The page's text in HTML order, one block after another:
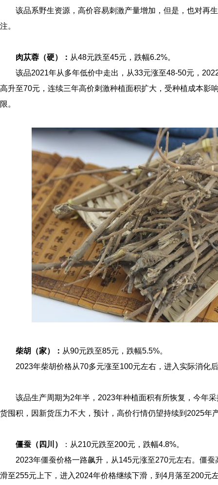
该品系野生资源，高价容易刺激产量增加，但是，也对再
注。
肉苁蓉（硬）： 从48元跌至45元，跌幅6.2%。
该品2021年从多年低价中走出，从33元涨至48-50元，
高升至70元，连续三年高价刺激种植面积扩大，受种植成本影
限。
柴胡（家）： 从90元跌至85元，跌幅5.5%。
2023年柴胡价格从70多元涨至100元左右，进入实际消化
该品生产周期为2年半，2023年种植面积有所恢复，今年
货囤积，因新货压力不大，预计，高价行情仍望持续到2025年
僵蚕（四川）
：从210元跌至200元，跌幅4.8%。
2023年僵蚕价格一路飙升，从145元涨至270元左右。僵
滑至255元上下，进入2024年价格继续下滑，到4月落至200元